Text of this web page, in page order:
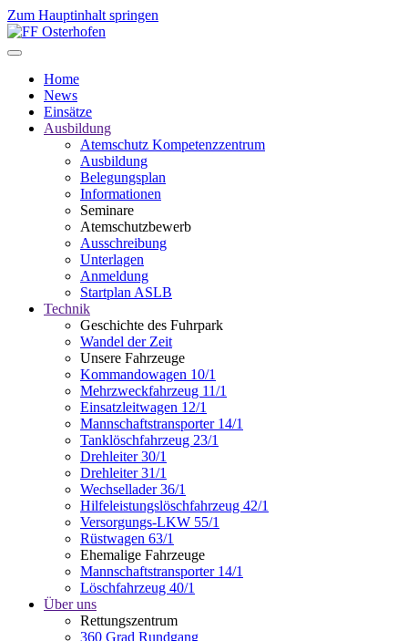
Zum Hauptinhalt springen
Home
News
Einsätze
Ausbildung
Atemschutz Kompetenzzentrum
Ausbildung
Belegungsplan
Informationen
Seminare
Atemschutzbewerb
Ausschreibung
Unterlagen
Anmeldung
Startplan ASLB
Technik
Geschichte des Fuhrpark
Wandel der Zeit
Unsere Fahrzeuge
Kommandowagen 10/1
Mehrzweckfahrzeug 11/1
Einsatzleitwagen 12/1
Mannschaftstransporter 14/1
Tanklöschfahrzeug 23/1
Drehleiter 30/1
Drehleiter 31/1
Wechsellader 36/1
Hilfeleistungslöschfahrzeug 42/1
Versorgungs-LKW 55/1
Rüstwagen 63/1
Ehemalige Fahrzeuge
Mannschaftstransporter 14/1
Löschfahrzeug 40/1
Über uns
Rettungszentrum
360 Grad Rundgang